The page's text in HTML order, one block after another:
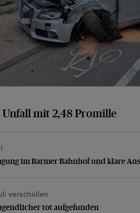
mit 2,48 Promille
im Barmer Bahnhof und klare
im Barmer Bahnhof und klare
tot aufgefunden
verschollen
tot aufgefunden